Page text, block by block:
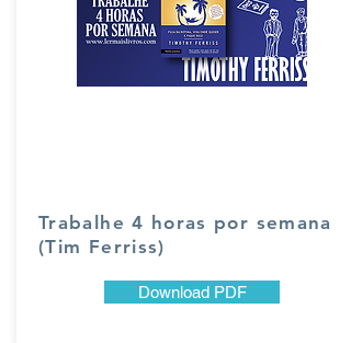
Trabalhe 4 horas por semana
(Tim Ferriss)
Download PDF